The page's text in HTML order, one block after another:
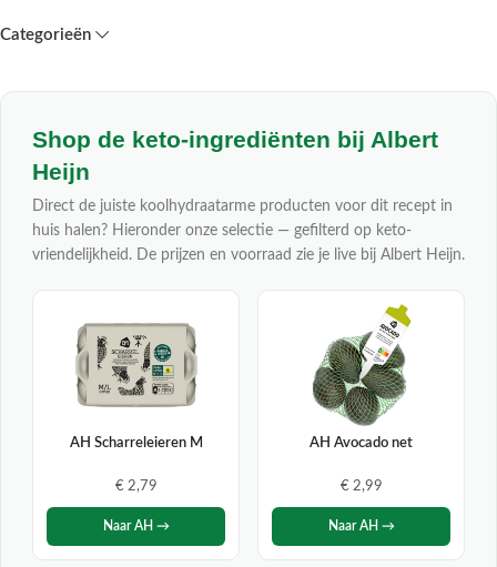
Categorieën
Shop de keto-ingrediënten bij Albert
Heijn
Direct de juiste koolhydraatarme producten voor dit recept in
huis halen? Hieronder onze selectie — gefilterd op keto-
vriendelijkheid. De prijzen en voorraad zie je live bij Albert Heijn.
AH Scharreleieren M
€ 2,79
Naar AH →
AH Avocado net
€ 2,99
Naar AH →